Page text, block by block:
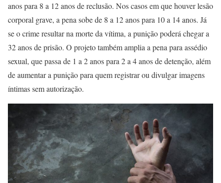
anos para 8 a 12 anos de reclusão. Nos casos em que houver lesão
corporal grave, a pena sobe de 8 a 12 anos para 10 a 14 anos. Já
se o crime resultar na morte da vítima, a punição poderá chegar a
32 anos de prisão. O projeto também amplia a pena para assédio
sexual, que passa de 1 a 2 anos para 2 a 4 anos de detenção, além
de aumentar a punição para quem registrar ou divulgar imagens
íntimas sem autorização.